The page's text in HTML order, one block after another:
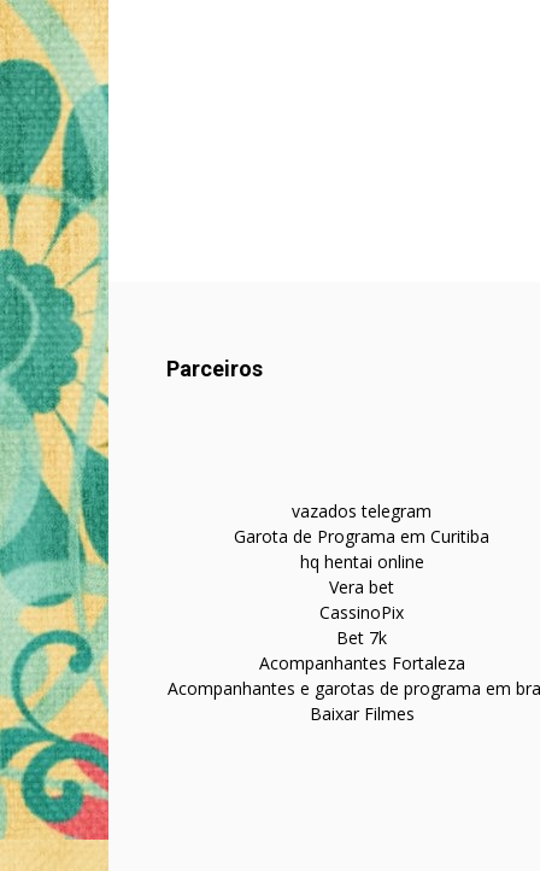
Parceiros
vazados telegram
Garota de Programa em Curitiba
hq hentai online
Vera bet
CassinoPix
Bet 7k
Acompanhantes Fortaleza
Acompanhantes e garotas de programa em
Baixar Filmes